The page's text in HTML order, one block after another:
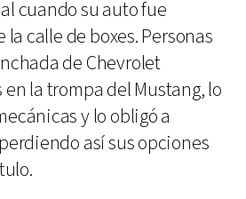
cuando su auto fue
calle de boxes. Personas
de Chevrolet
la trompa del Mustang, lo
y lo obligó a
así sus opciones